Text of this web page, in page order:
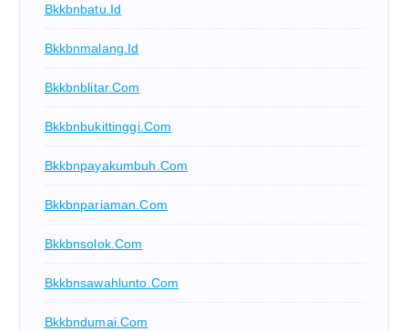
Bkkbnbatu.id
Bkkbnmalang.id
Bkkbnblitar.com
Bkkbnbukittinggi.com
Bkkbnpayakumbuh.com
Bkkbnpariaman.com
Bkkbnsolok.com
Bkkbnsawahlunto.com
Bkkbndumai.com